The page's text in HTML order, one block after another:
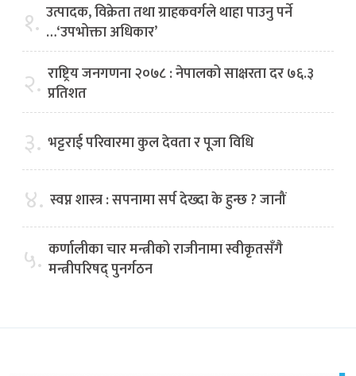
१. उत्पादक, विक्रेता तथा ग्राहकवर्गले थाहा पाउनु पर्ने
…‘उपभोक्ता अधिकार’
२. राष्ट्रिय जनगणना २०७८ : नेपालको साक्षरता दर ७६.३
प्रतिशत
३. भट्टराई परिवारमा कुल देवता र पूजा विधि
४. स्वप्न शास्त्र : सपनामा सर्प देख्दा के हुन्छ ? जानौं
५. कर्णालीका चार मन्त्रीको राजीनामा स्वीकृतसँगै
मन्त्रीपरिषद् पुनर्गठन